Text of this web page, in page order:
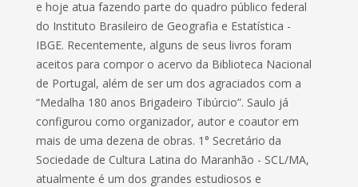
e hoje atua fazendo parte do quadro público federal
do Instituto Brasileiro de Geografia e Estatística -
IBGE. Recentemente, alguns de seus livros foram
aceitos para compor o acervo da Biblioteca Nacional
de Portugal, além de ser um dos agraciados com a
“Medalha 180 anos Brigadeiro Tibúrcio”. Saulo já
configurou como organizador, autor e coautor em
mais de uma dezena de obras. 1° Secretário da
Sociedade de Cultura Latina do Maranhão - SCL/MA,
atualmente é um dos grandes estudiosos e